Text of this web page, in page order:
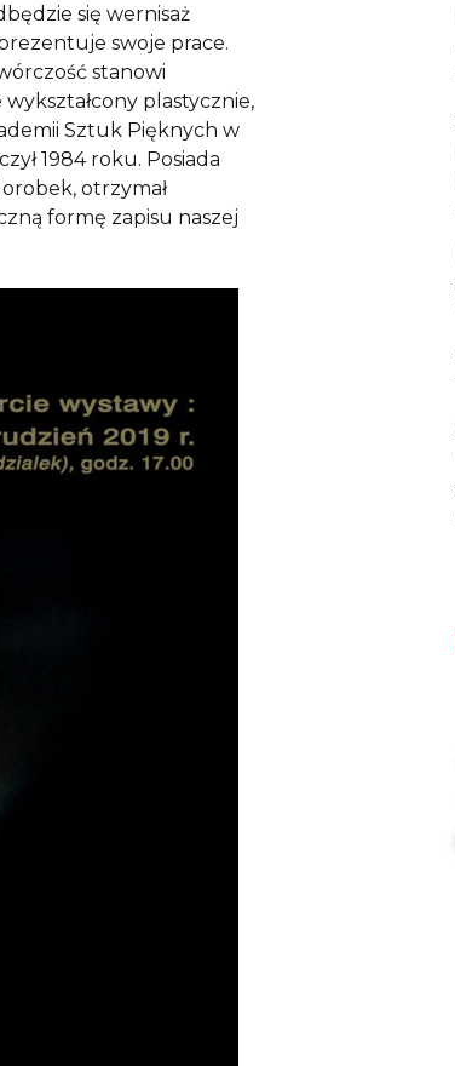
się wernisaż
swoje prace.
stanowi
plastycznie,
Sztuk Pięknych w
1984 roku. Posiada
otrzymał
formę zapisu naszej